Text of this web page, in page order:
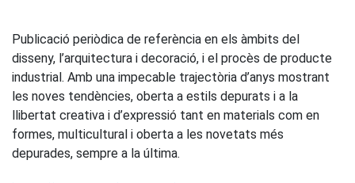
Publicació periòdica de referència en els àmbits del
disseny, l’arquitectura i decoració, i el procès de producte
industrial. Amb una impecable trajectòria d’anys mostrant
les noves tendències, oberta a estils depurats i a la
llibertat creativa i d’expressió tant en materials com en
formes, multicultural i oberta a les novetats més
depurades, sempre a la última.